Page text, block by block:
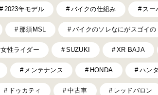
2023年モデル バイクの仕組み スー
那須MSL バイクのソレなにがスゴイの
女性ライダー SUZUKI XR BAJA
メンテナンス HONDA ハン
ドゥカティ 中古車 レッドバロン